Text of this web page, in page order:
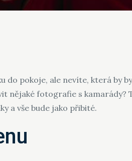
do pokoje, ale nevíte, která by
nějaké fotografie s kamarády?
a vše bude jako přibité.